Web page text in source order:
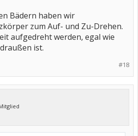
Bädern haben wir
zum Auf- und Zu-Drehen.
aufgedreht werden, egal wie
ist.
#18